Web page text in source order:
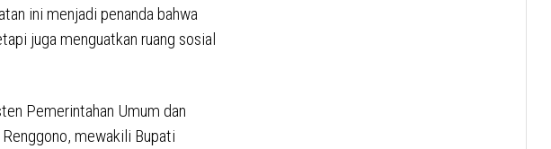
ini menjadi penanda bahwa
juga menguatkan ruang sosial
Pemerintahan Umum dan
mewakili Bupati